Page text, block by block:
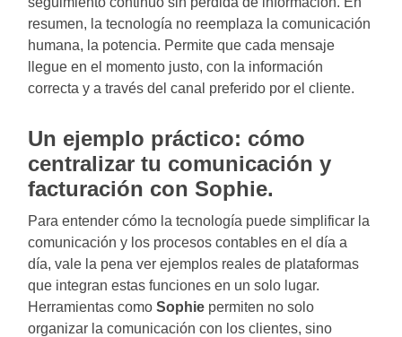
resumen, la tecnología no reemplaza la comunicación
humana, la potencia. Permite que cada mensaje
llegue en el momento justo, con la información
correcta y a través del canal preferido por el cliente.
Un ejemplo práctico: cómo
centralizar tu comunicación y
facturación con Sophie.
Para entender cómo la tecnología puede simplificar la
comunicación y los procesos contables en el día a
día, vale la pena ver ejemplos reales de plataformas
que integran estas funciones en un solo lugar.
Herramientas comoSophie permiten no solo
organizar la comunicación con los clientes, sino